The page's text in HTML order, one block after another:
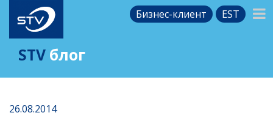
Бизнес-клиент EST
STV блог
26.08.2014